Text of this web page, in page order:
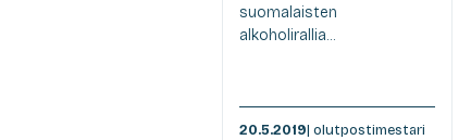
suomalaisten
alkoholirallia...
20.5.2019| olutpostimestari